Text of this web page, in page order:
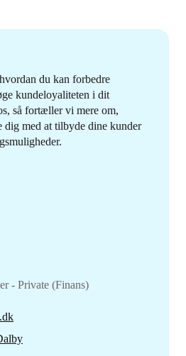
du kan forbedre
kundeloyaliteten i dit
så fortæller vi mere om,
med at tilbyde dine kunder
- Private (Finans)